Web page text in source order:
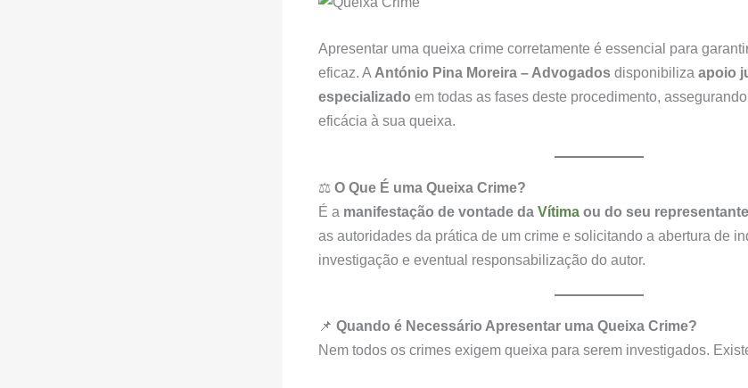
Apresentar uma queixa crime corretamente é essencial para
eficaz. A António Pina Moreira – Advogados disponibiliza apoio
especializado em todas as fases deste procedimento,
eficácia à sua queixa.
⚖️ O Que É uma Queixa Crime?
É a manifestação de vontade da Vítima ou do seu
as autoridades da prática de um crime e solicitando a abertura de
investigação e eventual responsabilização do autor.
📌 Quando é Necessário Apresentar uma Queixa Crime?
Nem todos os crimes exigem queixa para serem investigados.